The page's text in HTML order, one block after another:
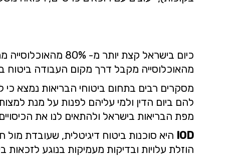
כיום בישראל קצת
מהאוכלוסייה מקבל דרך מקום העבודה ביטוח
מסקרים רבים בתחום ביטוחי הבריאות נמצא
להם ביום הדין ולמי עליהם לפנות על מנת
מפת הבריאות בישראל ולהתאים לנו את
IOD היא סוכנות ביטוח דיגיטלית, שעובדת מול
הוזלת עלויות ובדיקות מעמיקות בנוגע